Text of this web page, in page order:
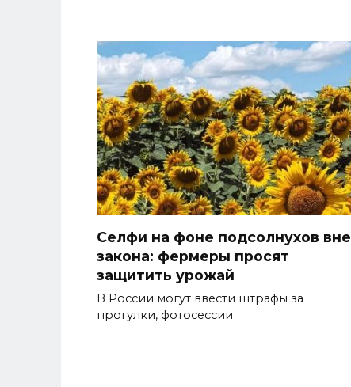
Селфи на фоне подсолнухов вне
закона: фермеры просят
защитить урожай
В России могут ввести штрафы за
прогулки, фотосессии